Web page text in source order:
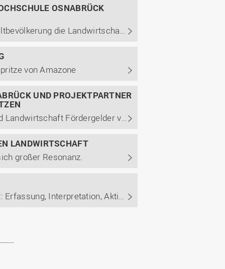
OSNABRÜCK
Wie soll in Zeiten des Klimawandels und der wachsenden Weltbevölkerung die Landwirtschaft der Zukunft aussehen? Wie kann auf immer weniger fruchtbarem Boden immer mehr geerntet werden? Und kann die Agrarwirtschaft mit weniger Chemie, Wasser und Energie auskommen, um noch effizienter und ...
von Amazone
UND PROJEKTPARTNER
Hochschule erhält vom Bundesministerium für Ernährung und Landwirtschaft Fördergelder von mehr als einer halben Million Euro für das Projekt „OPeRAte“
LANDWIRTSCHAFT
großer Resonanz.
COALA-Symposium zum Thema „Daten in der Landwirtschaft: Erfassung, Interpretation, Aktion“